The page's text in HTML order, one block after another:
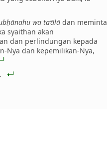
wa ta‘ālā dan meminta
syaithan akan
dan perlindungan kepada
Nya dan kepemilikan-Nya,